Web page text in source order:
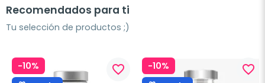
Recomendados para ti
Tu selección de productos ;)
-10%
favorite_border
-10%
favorite_border